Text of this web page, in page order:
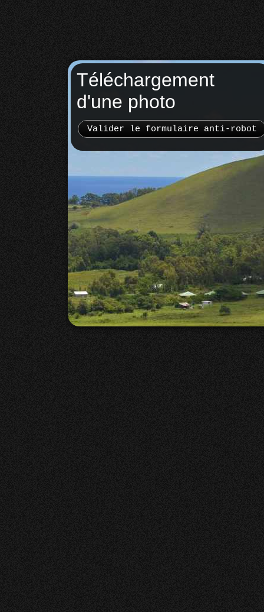
Téléchargement
d'une photo